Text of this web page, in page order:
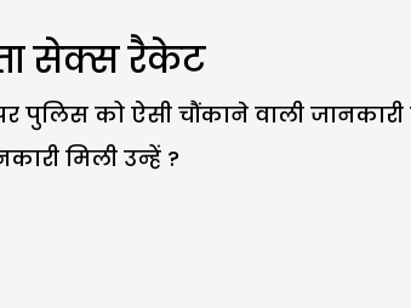
सेक्स रैकेट
को ऐसी चौंकाने वाली जानकारी
मिली उन्हें ?